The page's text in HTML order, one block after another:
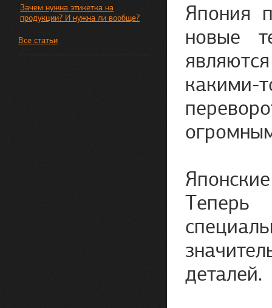
Зачем нужна этикетка на
продукции? И нужна ли вообще?
Все статьи
Япония
новые
Теперь
деталей.